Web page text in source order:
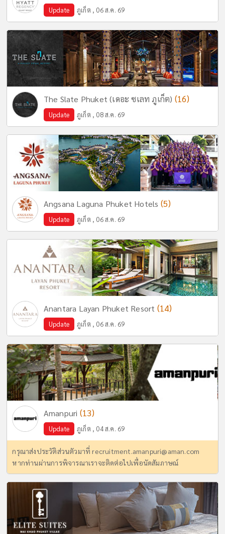
Update ภูเก็ต , 06 ส.ค. 69
The Slate Phuket (เดอะ ซเลท ภูเก็ต) (16)
Update ภูเก็ต , 08 ส.ค. 69
Angsana Laguna Phuket Hotels (5)
Update ภูเก็ต , 06 ส.ค. 69
Anantara Layan Phuket Resort (14)
Update ภูเก็ต , 06 ส.ค. 69
Amanpuri (13)
Update ภูเก็ต , 04 ส.ค. 69
กรุณาส่งประวัติส่วนตัวมาที่recruitment.amanpuri@aman.com
หากท่านผ่านการพิจารณาเราจะติดต่อไปเพื่อนัดสัมภาษณ์